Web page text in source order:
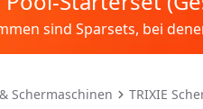
sind Sparsets, bei
Schermaschinen TRIXIE